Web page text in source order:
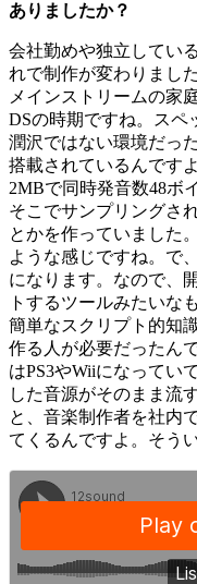
ありましたか？
会社勤めや独立してい
れで制作が変わりまし
メインストリームの家
DSの時期ですね。スペ
潤沢ではない環境だっ
搭載されているんです
2MBで同時発音数48ボ
そこでサンプリングさ
とかを作っていました
ような感じですね。で
になります。なので、
トするツールみたいな
簡単なスクリプト的知
作る人が必要だったん
はPS3やWiiになってい
した音源がそのまま流
と、音楽制作者を社内
てくるんですよ。そう